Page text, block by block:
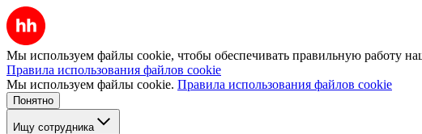
Мы используем файлы cookie, чтобы обеспечивать правильную работу
Правила использования файлов cookie
Мы используем файлы cookie. Правила использования файлов cookie
Понятно
Ищу сотрудника